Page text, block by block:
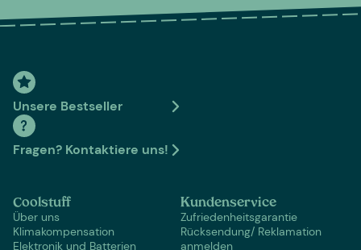
Unsere Bestseller
Fragen? Kontaktiere uns!
Coolstuff
Über uns
Klimakompensation
Elektronik und Batterien
Kundenservice
Zufriedenheitsgarantie
Rücksendung/ Reklamation
anmelden